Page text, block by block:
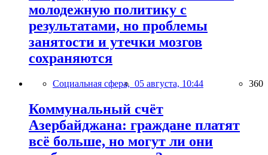
молодежную политику с
результатами, но проблемы
занятости и утечки мозгов
сохраняются
Социальная сфера, 05 августа, 10:44 360
Коммунальный счёт
Азербайджана: граждане платят
всё больше, но могут ли они